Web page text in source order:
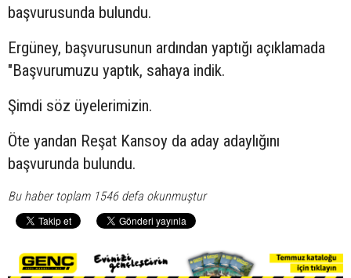
başvurusunda bulundu.
Ergüney, başvurusunun ardından yaptığı açıklamada
"Başvurumuzu yaptık, sahaya indik.
Şimdi söz üyelerimizin.
Öte yandan Reşat Kansoy da aday adaylığını
başvurunda bulundu.
Bu haber toplam 1546 defa okunmuştur